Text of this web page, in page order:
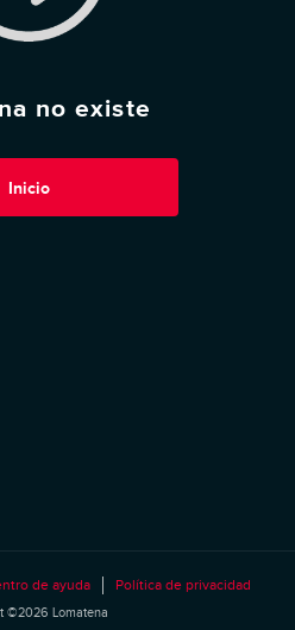
no existe
Inicio
de ayuda Política de privacidad
©2026 Lomatena